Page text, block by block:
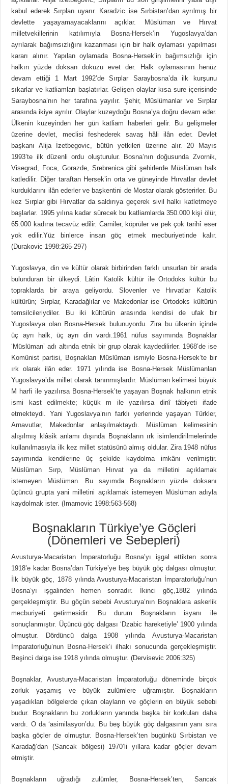
kabul ederek Sırpları uyarır. Karadzic ise Sırbistan’dan ayrılmış bir
devlette yaşayamayacaklarını açıklar. Müslüman ve Hırvat
milletvekillerinin katılımıyla Bosna-Hersek’in Yugoslavya’dan
ayrılarak bağımsızlığını kazanması için bir halk oylaması yapılması
kararı alınır. Yapılan oylamada Bosna-Hersek’in bağımsızlığı için
halkın yüzde doksan dokuzu evet der. Halk oylamasının henüz
devam ettiği 1 Mart 1992’de Sırplar Saraybosna’da ilk kurşunu
sıkarlar ve katliamları başlatırlar. Gelişen olaylar kısa sure içerisinde
Saraybosna’nın her tarafına yayılır. Şehir, Müslümanlar ve Sırplar
arasında ikiye ayrılır. Olaylar kuzeydoğu Bosna’ya doğru devam eder.
Ülkenin kuzeyinden her gün katliam haberleri gelir. Bu gelişmeler
üzerine devlet, meclisi feshederek savaş hâli ilân eder. Devlet
başkanı Alija İzetbegovic, bütün yetkileri üzerine alır. 20 Mayıs
1993’te ilk düzenli ordu oluşturulur. Bosna’nın doğusunda Zvornik,
Visegrad, Foca, Gorazde, Srebrenica gibi şehirlerde Müslüman halk
katledilir. Diğer taraftan Hersek’in orta ve güneyinde Hırvatlar devlet
kurduklarını ilân ederler ve başkentini de Mostar olarak gösterirler. Bu
kez Sırplar gibi Hırvatlar da saldırıya geçerek sivil halkı katletmeye
başlarlar. 1995 yılına kadar sürecek bu katliamlarda 350.000 kişi ölür,
65.000 kadına tecavüz edilir. Camiler, köprüler ve pek çok tarihî eser
yok edilir.Yüz binlerce insan göç etmek mecburiyetinde kalır.
(Durakovic 1998:265-297)
Yugoslavya, din ve kültür olarak birbirinden farklı unsurları bir arada
bulunduran bir ülkeydi. Lâtin Katolik kültür ile Ortodoks kültür bu
topraklarda bir araya geliyordu. Slovenler ve Hırvatlar Katolik
kültürün; Sırplar, Karadağlılar ve Makedonlar ise Ortodoks kültürün
temsilcileriydiler. Bu iki kültürün arasında kendisi de ufak bir
Yugoslavya olan Bosna-Hersek bulunuyordu. Zira bu ülkenin içinde
üç ayrı halk, üç ayrı din vardı.1961 nüfus sayımında Boşnaklar
‘Müslüman’ adı altında etnik bir grup olarak kaydedilirler. 1968’de ise
Komünist partisi, Boşnakları Müslüman ismiyle Bosna-Hersek’te bir
ırk olarak ilân eder. 1971 yılında ise Bosna-Hersek Müslümanları
Yugoslavya’da millet olarak tanınmışlardır. Müslüman kelimesi büyük
M harfi ile yazılırsa Bosna-Hersek’te yaşayan Boşnak halkının etnik
ismi kast edilmekte; küçük m ile yazılırsa dinî tâbiyeti ifade
etmekteydi. Yani Yugoslavya’nın farklı yerlerinde yaşayan Türkler,
Arnavutlar, Makedonlar anlaşılmaktaydı. Müslüman kelimesinin
alışılmış klâsik anlamı dışında Boşnakların ırk isimlendirilmelerinde
kullanılmasıyla ilk kez millet statüsünü almış oldular. Zira 1948 nüfus
sayımında kendilerine üç şekilde kaydolma imkânı verilmiştir.
Müslüman Sırp, Müslüman Hırvat ya da milletini açıklamak
istemeyen Müslüman. Bu sayımda Boşnakların yüzde doksanı
üçüncü grupta yani milletini açıklamak istemeyen Müslüman adıyla
kaydolmak ister. (Imamovic 1998:563-568)
Boşnakların Türkiye’ye Göçleri
(Dönemleri ve Sebepleri)
Avusturya-Macaristan İmparatorluğu Bosna’yı işgal ettikten sonra
1918’e kadar Bosna’dan Türkiye’ye beş büyük göç dalgası olmuştur.
İlk büyük göç, 1878 yılında Avusturya-Macaristan İmparatorluğu’nun
Bosna’yı işgalinden hemen sonradır. İkinci göç,1882 yılında
gerçekleşmiştir. Bu göçün sebebi Avusturya’nın Boşnaklara askerlik
mecburiyeti getirmesidir. Bu durum Boşnakların isyanı ile
sonuçlanmıştır. Üçüncü göç dalgası ‘Dzabic hareketiyle’ 1900 yılında
olmuştur. Dördüncü dalga 1908 yılında Avusturya-Macaristan
İmparatorluğu’nun Bosna-Hersek’i ilhakı sonucunda gerçekleşmiştir.
Beşinci dalga ise 1918 yılında olmuştur. (Dervisevic 2006:325)
Boşnaklar, Avusturya-Macaristan İmparatorluğu döneminde birçok
zorluk yaşamış ve büyük zulümlere uğramıştır. Boşnakların
yaşadıkları bölgelerde çıkan olayların ve göçlerin en büyük sebebi
budur. Boşnakların bu zorlukların yanında başka bir korkuları daha
vardı. O da ‘asimilasyon’du. Bu beş büyük göç dalgasının yanı sıra
başka göçler de olmuştur. Bosna-Hersek’ten bugünkü Sırbistan ve
Karadağ’dan (Sancak bölgesi) 1970’li yıllara kadar göçler devam
etmiştir.
Boşnakların uğradığı zulümler, Bosna-Hersek’ten, Sancak